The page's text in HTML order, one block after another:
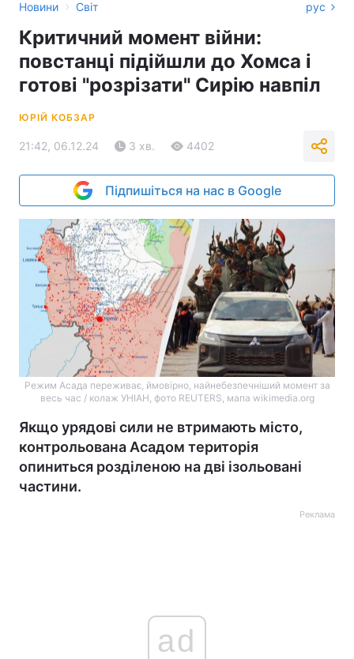
Новини › Світ рус
Критичний момент війни:
повстанці підійшли до Хомса і
готові "розрізати" Сирію навпіл
ЮРІЙ КОБЗАР
21:42, 06.12.24 3 хв. 4402
Підпишіться на нас в Google
Режим Асада переживає, ймовірно, найнебезпечніший момент за
весь час / колаж УНІАН, фото REUTERS, мапа wikimedia.org
Якщо урядові сили не втримають місто,
контрольована Асадом територія
опиниться розділеною на дві ізольовані
частини.
Реклама
ad